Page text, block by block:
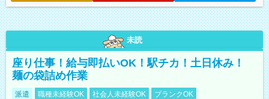
未読
座り仕事！給与即払いOK！駅チカ！土日休み！
麺の袋詰め作業
派遣 職種未経験OK 社会人未経験OK
ブランクOK